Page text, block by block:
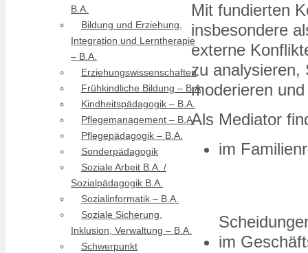
Mit fundierten
insbesondere
externe
zu analysieren,
moderieren
Als Mediator
im
im
B.A.
Bildung und Erziehung,
Integration und Lerntherapie
– B.A.
Erziehungswissenschaften
Frühkindliche Bildung – B.A
Kindheitspädagogik – B.A.
Pflegemanagement – B.A.
Pflegepädagogik – B.A.
Sonderpädagogik
Soziale Arbeit B.A. /
Sozialpädagogik B.A.
Sozialinformatik – B.A.
Soziale Sicherung,
Inklusion, Verwaltung – B.A.
Schwerpunkt